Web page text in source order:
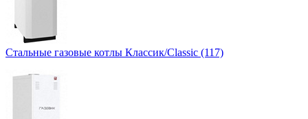
Стальные газовые котлы Классик/Classic (117)